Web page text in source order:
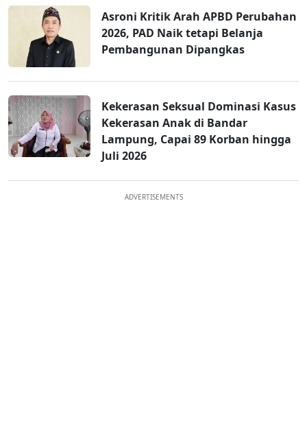
Asroni Kritik Arah APBD Perubahan
2026, PAD Naik tetapi Belanja
Pembangunan Dipangkas
Kekerasan Seksual Dominasi Kasus
Kekerasan Anak di Bandar
Lampung, Capai 89 Korban hingga
Juli 2026
ADVERTISEMENTS